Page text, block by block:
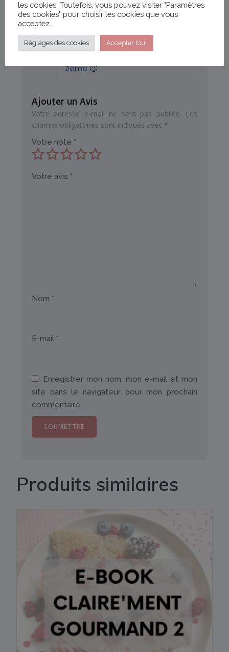
bons petits plats un peu plus
légers ou pour des idées de
profite a la maison !
2ème 😉
Ajouter un Avis
Votre adresse e-mail ne sera pas publiée. Les
champs obligatoires sont indiqués avec *
Votre note *
Votre avis *
Nom *
E-mail *
Enregistrer mon nom, mon e-mail et mon
site dans le navigateur pour mon prochain
commentaire.
Produits similaires
les cookies. Toutefois, vous pouvez visiter "Paramètres
des cookies" pour choisir les cookies que vous
acceptez.
Réglages des cookies Accepter tout